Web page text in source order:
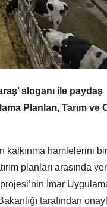
sloganı ile paydaş
Planları, Tarım ve
kalkınma hamlelerini
planları arasında
İmar
tarafından